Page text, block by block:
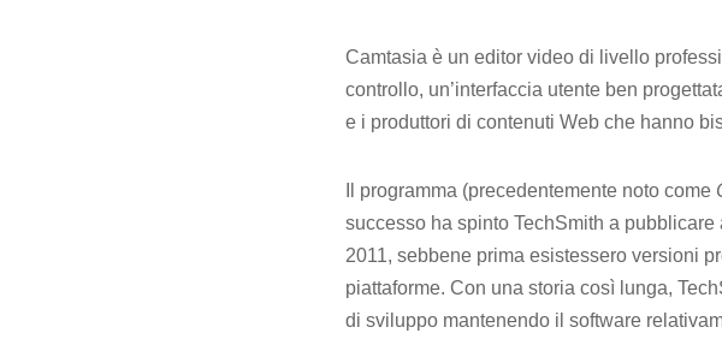
Camtasia è un editor video di livello
controllo, un’interfaccia utente ben
e i produttori di contenuti Web che hanno
Il programma (precedentemente noto come
successo ha spinto TechSmith a
2011, sebbene prima esistessero versioni
piattaforme. Con una storia così lunga,
di sviluppo mantenendo il software